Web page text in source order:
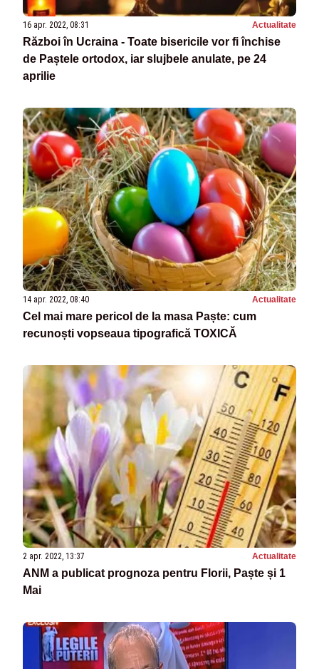
16 apr. 2022, 08:31 Actualitate
Război în Ucraina - Toate bisericile vor fi închise
de Paștele ortodox, iar slujbele anulate, pe 24
aprilie
14 apr. 2022, 08:40 Actualitate
Cel mai mare pericol de la masa Paște: cum
recunoști vopseaua tipografică TOXICĂ
2 apr. 2022, 13:37 Actualitate
ANM a publicat prognoza pentru Florii, Paște și 1
Mai